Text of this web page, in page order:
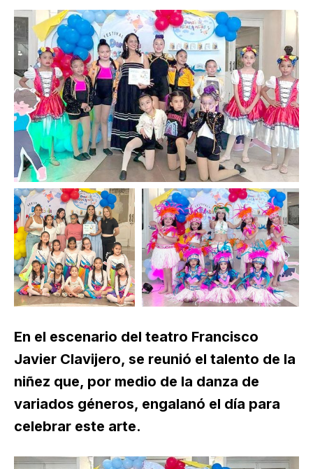
En el escenario del teatro Francisco
Javier Clavijero, se reunió el talento de la
niñez que, por medio de la danza de
variados géneros, engalanó el día para
celebrar este arte.